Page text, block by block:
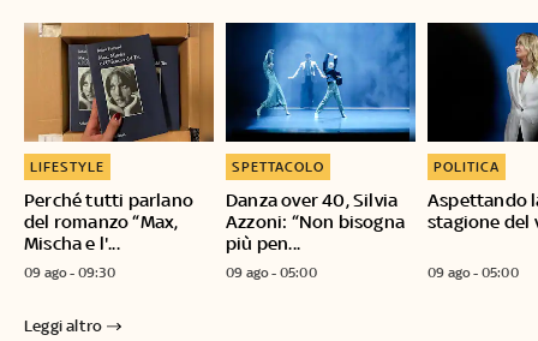
Perché tutti parlano
del romanzo “Max,
Mischa e l'...
LIFESTYLE
09 ago - 09:30
Danza over 40, Silvia
Azzoni: “Non bisogna
più pen...
SPETTACOLO
09 ago - 05:00
Aspettando
stagione del
POLITICA
09 ago - 05:00
Leggi altro